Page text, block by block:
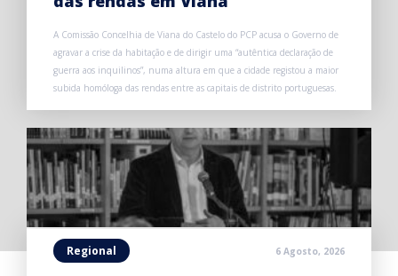
A Comissão Concelhia de Viana do Castelo do PCP acusa o Governo de
agravar a crise da habitação e de dirigir uma “autêntica declaração de
guerra aos inquilinos”, numa altura em que a cidade registou a maior
subida homóloga das rendas entre as capitais de distrito portuguesas.
Regional 6 Agosto, 2026